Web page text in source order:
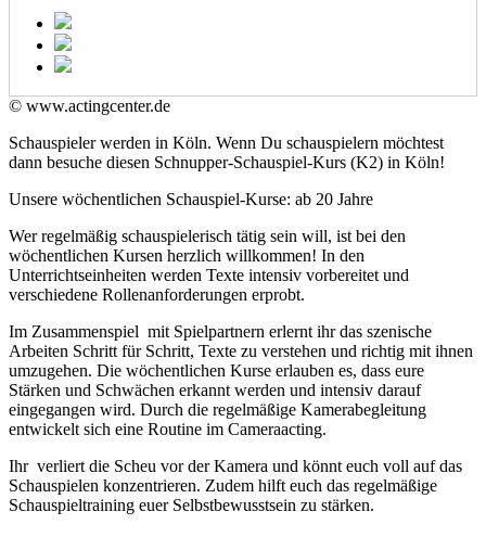
© www.actingcenter.de
Schauspieler werden in Köln. Wenn Du schauspielern möchtest
dann besuche diesen Schnupper-Schauspiel-Kurs (K2) in Köln!
Unsere wöchentlichen Schauspiel-Kurse: ab 20 Jahre
Wer regelmäßig schauspielerisch tätig sein will, ist bei den
wöchentlichen Kursen herzlich willkommen! In den
Unterrichtseinheiten werden Texte intensiv vorbereitet und
verschiedene Rollenanforderungen erprobt.
Im Zusammenspiel mit Spielpartnern erlernt ihr das szenische
Arbeiten Schritt für Schritt, Texte zu verstehen und richtig mit ihnen
umzugehen. Die wöchentlichen Kurse erlauben es, dass eure
Stärken und Schwächen erkannt werden und intensiv darauf
eingegangen wird. Durch die regelmäßige Kamerabegleitung
entwickelt sich eine Routine im Cameraacting.
Ihr verliert die Scheu vor der Kamera und könnt euch voll auf das
Schauspielen konzentrieren. Zudem hilft euch das regelmäßige
Schauspieltraining euer Selbstbewusstsein zu stärken.